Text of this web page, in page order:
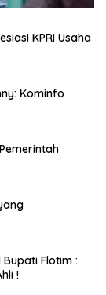
KPRI Usaha
Kominfo
Flotim :
!